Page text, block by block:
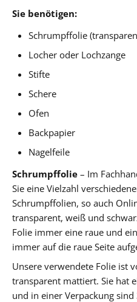
Sie benötigen:
Schrumpffolie
Locher oder Lochzange
Stifte
Schere
Ofen
Backpapier
Nagelfeile
Schrumpffolie – Im
Sie eine Vielzahl
Schrumpffolien, so auch
transparent, weiß und
Folie immer eine raue und
immer auf die raue Seite
Unsere verwendete Folie ist
transparent mattiert. Sie hat
und in einer Verpackung